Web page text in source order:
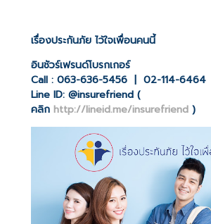
เรื่องประกันภัย ไว้ใจเพื่อนคนนี้
อินชัวร์เฟรนด์โบรกเกอร์
Call : 063-636-5456 | 02-114-6464
Line ID: @insurefriend (
คลิก http://lineid.me/insurefriend )